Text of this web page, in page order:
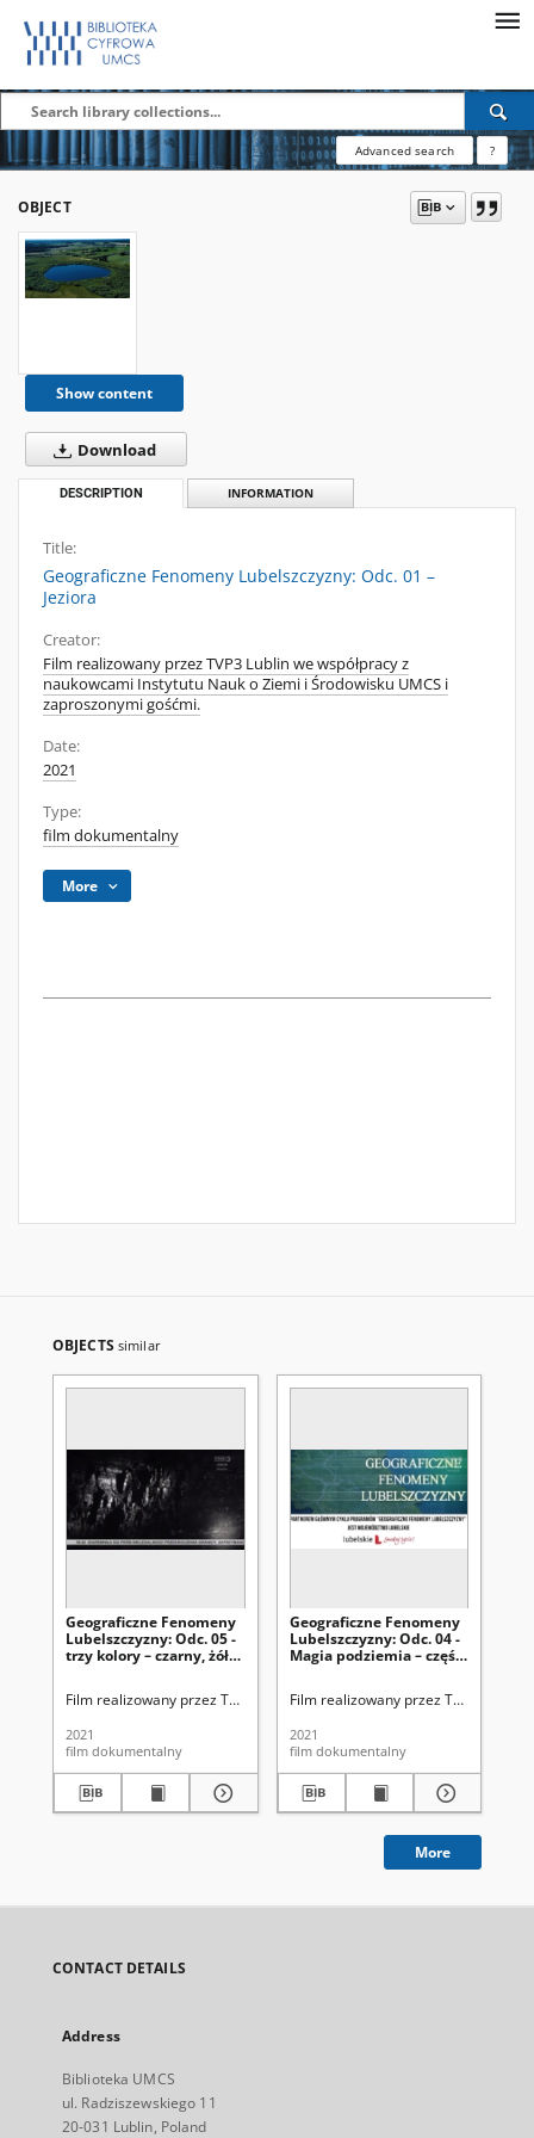
Advanced search ?
OBJECT
Show content
Download
DESCRIPTION INFORMATION
Title:
Geograficzne Fenomeny Lubelszczyzny: Odc. 01 –
Jeziora
Creator:
Film realizowany przez TVP3 Lublin we współpracy z
naukowcami Instytutu Nauk o Ziemi i Środowisku UMCS i
zaproszonymi gośćmi.
Date:
2021
Type:
film dokumentalny
More
OBJECTS similar
Geograficzne Fenomeny
Lubelszczyzny: Odc. 05 -
trzy kolory – czarny, żółty
węgiel kamienny
Film realizowany przez TVP3 Lublin we współpracy z naukowcami
2021
film dokumentalny
Geograficzne Fenomeny
Lubelszczyzny: Odc. 04 -
Magia podziemia – część
Film realizowany przez TVP3 Lublin
2021
film dokumentalny
More
CONTACT DETAILS
Address
Biblioteka UMCS
ul. Radziszewskiego 11
20-031 Lublin, Poland